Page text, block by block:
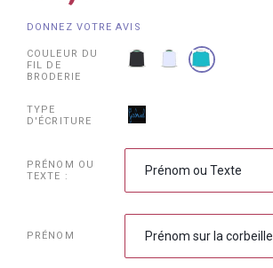
DONNEZ VOTRE AVIS
COULEUR DU
FIL DE
BRODERIE
TYPE
D'ÉCRITURE
PRÉNOM OU
TEXTE :
Prénom ou Texte
PRÉNOM Prénom sur la corbeille